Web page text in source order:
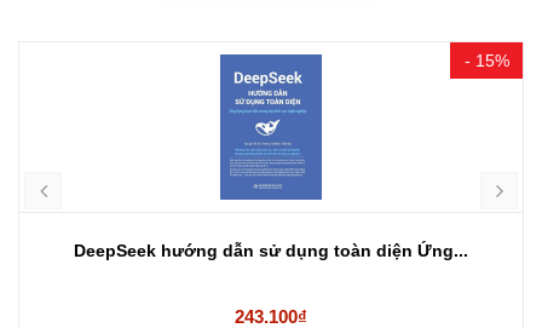
- 15%
DeepSeek hướng dẫn sử dụng toàn diện Ứng...
243.100₫